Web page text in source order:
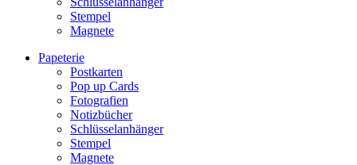
Stempel
Magnete
Papeterie
Postkarten
Pop up Cards
Fotografien
Notizbücher
Schlüsselanhänger
Stempel
Magnete